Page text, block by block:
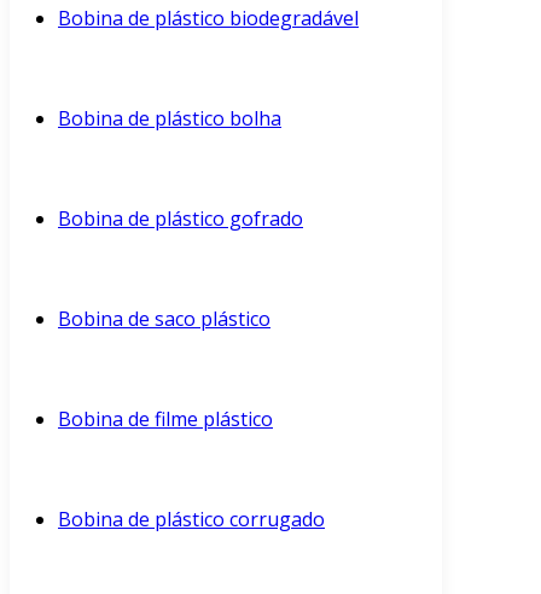
Bobina de plástico biodegradável
Bobina de plástico bolha
Bobina de plástico gofrado
Bobina de saco plástico
Bobina de filme plástico
Bobina de plástico corrugado